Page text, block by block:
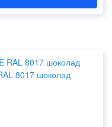
8017 шоколад